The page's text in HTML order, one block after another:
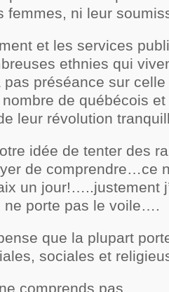
femmes, ni leur
et les services
ethnies qui
pas préséance sur
de québécois
leur révolution
idée de tenter des
de comprendre…ce
un jour!…..justement
porte pas le voile….
que la plupart
sociales et
comprends pas.